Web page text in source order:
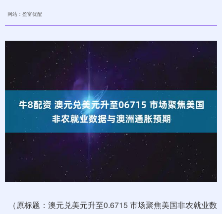
网站：盈富优配
（原标题：澳元兑美元升至0.6715 市场聚焦美国非农就业数